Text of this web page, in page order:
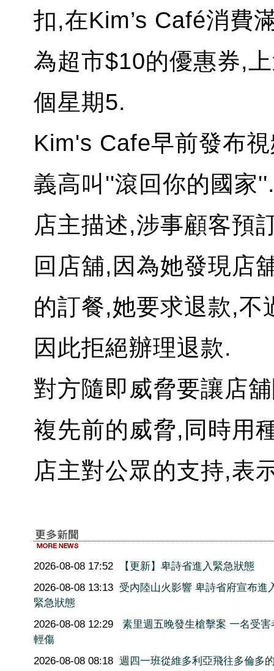
扣,在Kim’s Café消費
為超市$10的優惠券,
個星期5.
Kim's Cafe早前發布
義高叫''滾回你的國家
店主描述,涉事顧客預
回店舖,因為她發現店
的訂餐,她要求退款,不
因此拒絕辦理退款.
對方隨即威脅要讓店
複先前的威脅,同時用
店主對公眾的支持,表
2026-08-08 17:52
【更新】卑詩省進入緊急狀態
2026-08-08 13:13 受內陸山火影響 卑詩省府宣布進
緊急狀態
2026-08-08 12:29
素里週五晚發生槍擊案 一名受害
輕傷
2026-08-08 08:18 週四一班從維多利亞飛往多倫多